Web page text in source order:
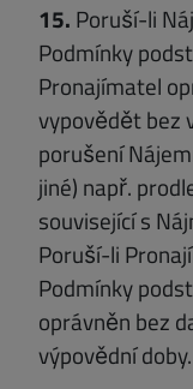
15. Poruší-li
Podmínky
Pronajímatel
vypovědět bez
porušení
jiné) např.
související s
Poruší-li
Podmínky
oprávněn bez
výpovědní doby.